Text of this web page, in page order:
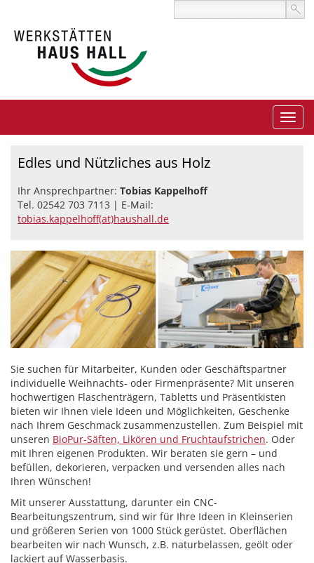
Edles und Nützliches aus Holz
Ihr Ansprechpartner: Tobias Kappelhoff
Tel. 02542 703 7113 | E-Mail:
tobias.kappelhoff(at)haushall.de
Sie suchen für Mitarbeiter, Kunden oder Geschäftspartner
individuelle Weihnachts- oder Firmenpräsente? Mit unseren
hochwertigen Flaschenträgern, Tabletts und Präsentkisten
bieten wir Ihnen viele Ideen und Möglichkeiten, Geschenke
nach Ihrem Geschmack zusammenzustellen. Zum Beispiel mit
unseren BioPur-Säften, Likören und Fruchtaufstrichen. Oder
mit Ihren eigenen Produkten. Wir beraten sie gern – und
befüllen, dekorieren, verpacken und versenden alles nach
Ihren Wünschen!
Mit unserer Ausstattung, darunter ein CNC-
Bearbeitungszentrum, sind wir für Ihre Ideen in Kleinserien
und größeren Serien von 1000 Stück gerüstet. Oberflächen
bearbeiten wir nach Wunsch, z.B. naturbelassen, geölt oder
lackiert auf Wasserbasis.